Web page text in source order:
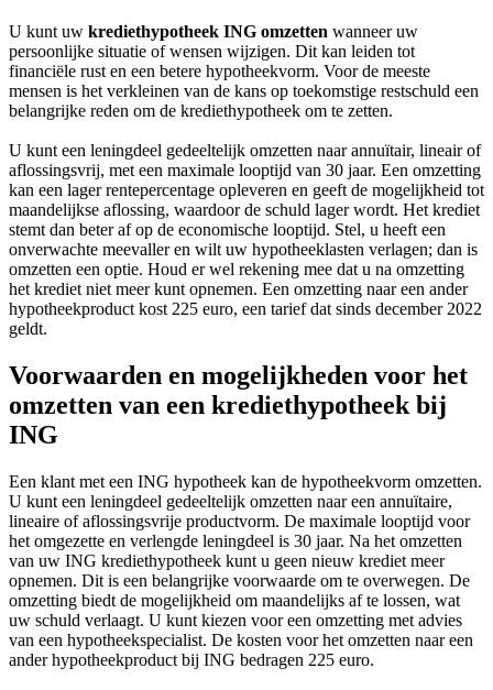
U kunt uw krediethypotheek ING omzetten wanneer uw
persoonlijke situatie of wensen wijzigen. Dit kan leiden tot
financiële rust en een betere hypotheekvorm. Voor de meeste
mensen is het verkleinen van de kans op toekomstige restschuld een
belangrijke reden om de krediethypotheek om te zetten.
U kunt een leningdeel gedeeltelijk omzetten naar annuïtair, lineair of
aflossingsvrij, met een maximale looptijd van 30 jaar. Een omzetting
kan een lager rentepercentage opleveren en geeft de mogelijkheid tot
maandelijkse aflossing, waardoor de schuld lager wordt. Het krediet
stemt dan beter af op de economische looptijd. Stel, u heeft een
onverwachte meevaller en wilt uw hypotheeklasten verlagen; dan is
omzetten een optie. Houd er wel rekening mee dat u na omzetting
het krediet niet meer kunt opnemen. Een omzetting naar een ander
hypotheekproduct kost 225 euro, een tarief dat sinds december 2022
geldt.
Voorwaarden en mogelijkheden voor het
omzetten van een krediethypotheek bij
ING
Een klant met een ING hypotheek kan de hypotheekvorm omzetten.
U kunt een leningdeel gedeeltelijk omzetten naar een annuïtaire,
lineaire of aflossingsvrije productvorm. De maximale looptijd voor
het omgezette en verlengde leningdeel is 30 jaar. Na het omzetten
van uw ING krediethypotheek kunt u geen nieuw krediet meer
opnemen. Dit is een belangrijke voorwaarde om te overwegen. De
omzetting biedt de mogelijkheid om maandelijks af te lossen, wat
uw schuld verlaagt. U kunt kiezen voor een omzetting met advies
van een hypotheekspecialist. De kosten voor het omzetten naar een
ander hypotheekproduct bij ING bedragen 225 euro.